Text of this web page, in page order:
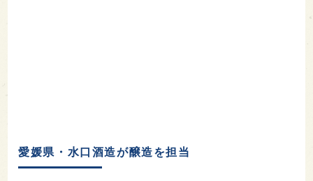
愛媛県・水口酒造が醸造を担当